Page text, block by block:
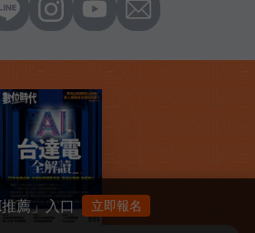
薦」入口 立即報名